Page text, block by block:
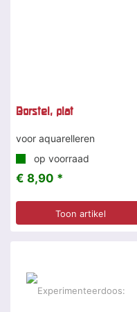
Borstel, plat
voor aquarelleren
op voorraad
€ 8,90 *
Toon artikel